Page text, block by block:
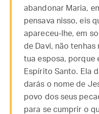
abandonar Maria,
pensava nisso, eis
apareceu-lhe, em
de Davi, não
tua esposa, porque
Espírito Santo. Ela
darás o nome de
povo dos seus
para se cumprir o